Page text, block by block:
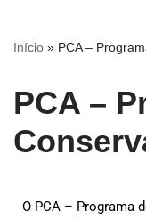
Início » PCA –
PCA –
O PCA – Programa